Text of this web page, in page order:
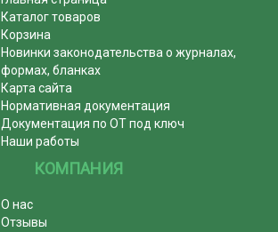
Каталог товаров
Корзина
Новинки законодательства о журналах,
формах, бланках
Карта сайта
Нормативная документация
Документация по ОТ под ключ
Наши работы
КОМПАНИЯ
О нас
Отзывы